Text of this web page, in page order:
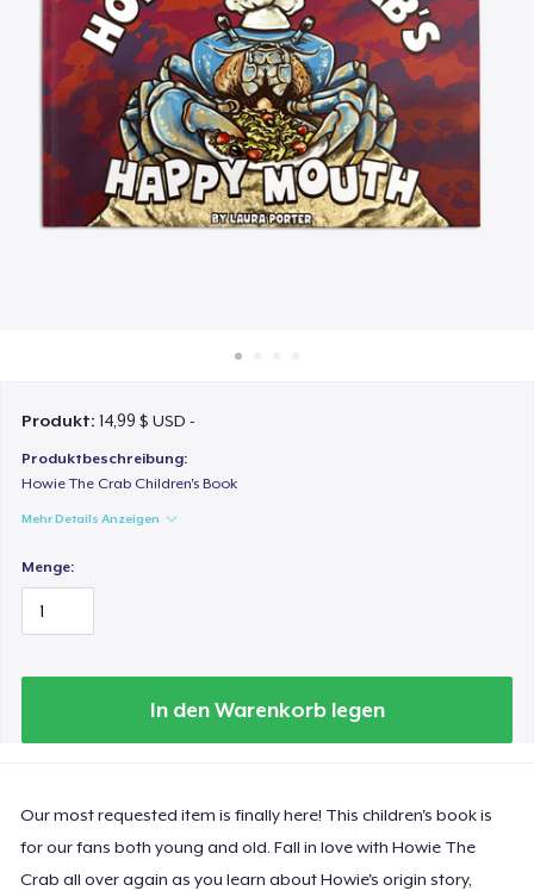
Überall verkaufen
Etwas verkaufen
Produkt:14,99 $ USD -
Produktbeschreibung:
Howie The Crab Children's Book
Mehr Details Anzeigen
Menge:
In den Warenkorb legen
Our most requested item is finally here! This children's book is
for our fans both young and old. Fall in love with Howie The
Crab all over again as you learn about Howie's origin story,